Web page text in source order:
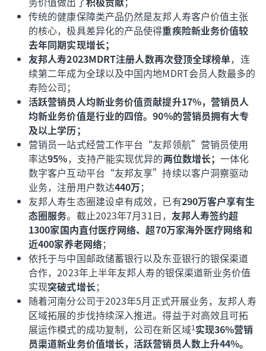
传统的健康保障类产品仍然是友邦人寿客户价值主张
的核心，极具差异化的产品使得重疾险新业务价值较
去年同期实现增长；
友邦人寿2023MDRT注册人数再次登顶全球榜单，连
续第二年成为全球以及中国内地MDRT会员人数最多的
寿险公司；
活跃营销员人均新业务价值贡献提升17%，营销员人
均新业务价值是行业的四倍。90%的营销员拥有大专
及以上学历；
营销员一站式经营工作平台“友邦领航”营销员使用
率达95%，支持产能实现优异的两位数增长；一体化
数字客户互动平台“友邦友享”持续以客户洞察驱动
业务，注册用户数达440万；
友邦人寿生态圈建设卓有成效，已有290万客户享有生
态圈服务。截止2023年7月31日， 友邦人寿签约超
1300家国内直付医疗网络、超70万家海外医疗网络和
近400家养老网络；
依托于与中国邮政储蓄银行以及东亚银行的银保渠道
合作，2023年上半年友邦人寿的银保渠道新业务价值
实现突破式增长；
随着河南分公司于2023年5月正式开展业务，友邦人寿
区域拓展的步伐持续深入推进。得益于对高效且可拓
展运作模式的成功复制，公司在新区域1实现36%营销
员渠道新业务价值增长，活跃营销员人数上升44%。